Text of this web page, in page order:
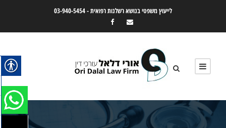
לייעוץ משפטי בנושא רשלנות רפואית -03-940-5454